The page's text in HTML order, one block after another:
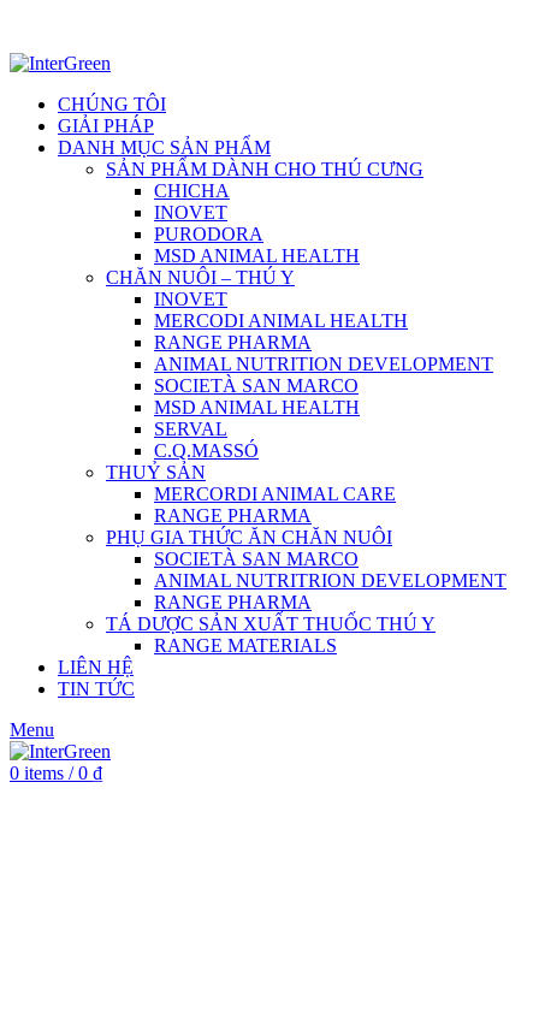
CHÚNG TÔI
GIẢI PHÁP
DANH MỤC SẢN PHẨM
SẢN PHẨM DÀNH CHO THÚ CƯNG
CHICHA
INOVET
PURODORA
MSD ANIMAL HEALTH
CHĂN NUÔI – THÚ Y
INOVET
MERCODI ANIMAL HEALTH
RANGE PHARMA
ANIMAL NUTRITION DEVELOPMENT
SOCIETÀ SAN MARCO
MSD ANIMAL HEALTH
SERVAL
C.Q.MASSÓ
THUỶ SẢN
MERCORDI ANIMAL CARE
RANGE PHARMA
PHỤ GIA THỨC ĂN CHĂN NUÔI
SOCIETÀ SAN MARCO
ANIMAL NUTRITRION DEVELOPMENT
RANGE PHARMA
TÁ DƯỢC SẢN XUẤT THUỐC THÚ Y
RANGE MATERIALS
LIÊN HỆ
TIN TỨC
Menu
0 items / 0 ₫